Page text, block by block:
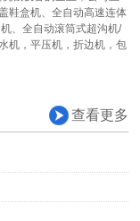
鞋盒机、全自动高速连体
、全自动滚筒式超沟机/
机，平压机，折边机，包
查看更多